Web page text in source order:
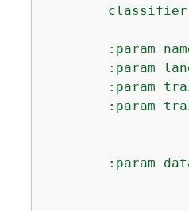
:param
:param
:param
:param
:param